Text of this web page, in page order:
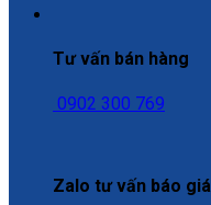
Tư vấn bán hàng
0902 300 769
Zalo tư vấn báo giá